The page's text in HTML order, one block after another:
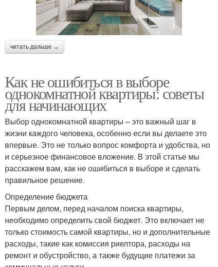
читать дальше →
Как не ошибиться в выборе
однокомнатной квартиры: советы
для начинающих
Выбор однокомнатной квартиры – это важный шаг в
жизни каждого человека, особенно если вы делаете это
впервые. Это не только вопрос комфорта и удобства, но
и серьезное финансовое вложение. В этой статье мы
расскажем вам, как не ошибиться в выборе и сделать
правильное решение.
Определение бюджета
Первым делом, перед началом поиска квартиры,
необходимо определить свой бюджет. Это включает не
только стоимость самой квартиры, но и дополнительные
расходы, такие как комиссия риелтора, расходы на
ремонт и обустройство, а также будущие платежи за